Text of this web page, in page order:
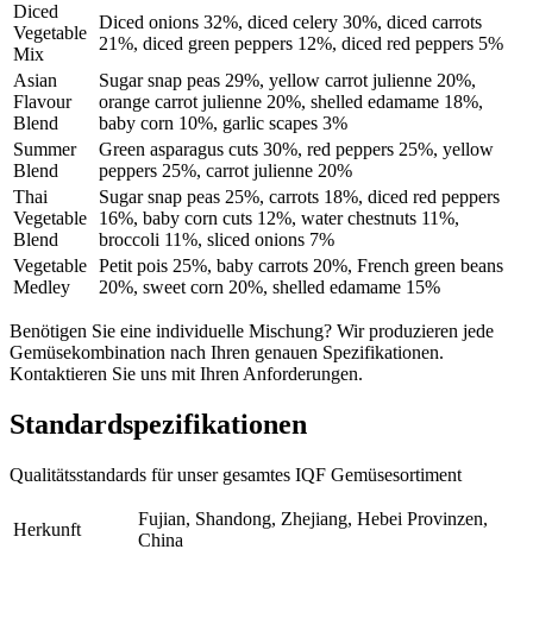
Diced
Vegetable
Mix
Diced onions 32%, diced celery 30%, diced carrots
21%, diced green peppers 12%, diced red peppers 5%
Asian
Flavour
Blend
Sugar snap peas 29%, yellow carrot julienne 20%,
orange carrot julienne 20%, shelled edamame 18%,
baby corn 10%, garlic scapes 3%
Summer
Blend
Green asparagus cuts 30%, red peppers 25%, yellow
peppers 25%, carrot julienne 20%
Thai
Vegetable
Blend
Sugar snap peas 25%, carrots 18%, diced red peppers
16%, baby corn cuts 12%, water chestnuts 11%,
broccoli 11%, sliced onions 7%
Vegetable
Medley
Petit pois 25%, baby carrots 20%, French green beans
20%, sweet corn 20%, shelled edamame 15%
Benötigen Sie eine individuelle Mischung? Wir produzieren jede
Gemüsekombination nach Ihren genauen Spezifikationen.
Kontaktieren Sie uns mit Ihren Anforderungen.
Standardspezifikationen
Qualitätsstandards für unser gesamtes IQF Gemüsesortiment
Herkunft
Fujian, Shandong, Zhejiang, Hebei Provinzen,
China